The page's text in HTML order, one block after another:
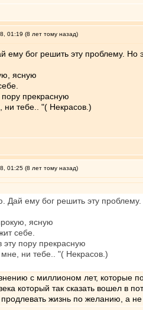
01:19 (8 лет тому назад)
ему бог решить эту проблему.
ясную
прекрасную
тебе.. "( Некрасов.)
01:25 (8 лет тому назад)
Дай ему бог решить эту
ясную
себе.
пору прекрасную
ни тебе.. "( Некрасов.)
с миллионом лет, которые
который так сказать вошел в
жизнь по желанию, а не